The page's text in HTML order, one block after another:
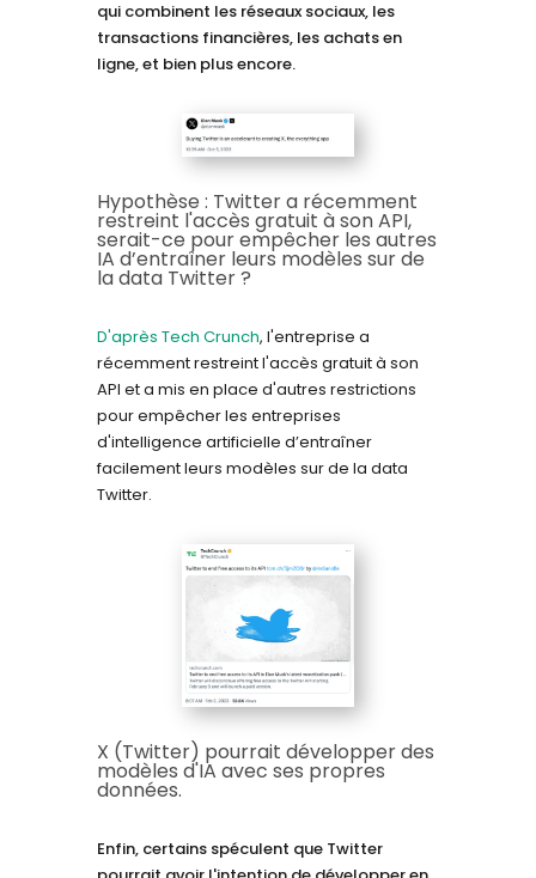
qui combinent les réseaux sociaux, les
transactions financières, les achats en
ligne, et bien plus encore.
Hypothèse : Twitter a récemment
restreint l'accès gratuit à son API,
serait-ce pour empêcher les autres
IA d’entraîner leurs modèles sur de
la data Twitter ?
D'après Tech Crunch, l'entreprise a
récemmentrestreint l'accès gratuit à son
API et a mis en place d'autres restrictions
pour empêcher les entreprises
d'intelligence artificielle d’entraîner
facilement leurs modèles sur de la data
Twitter.
X (Twitter) pourrait développer des
modèles d'IA avec ses propres
données.
Enfin, certains spéculent que Twitter